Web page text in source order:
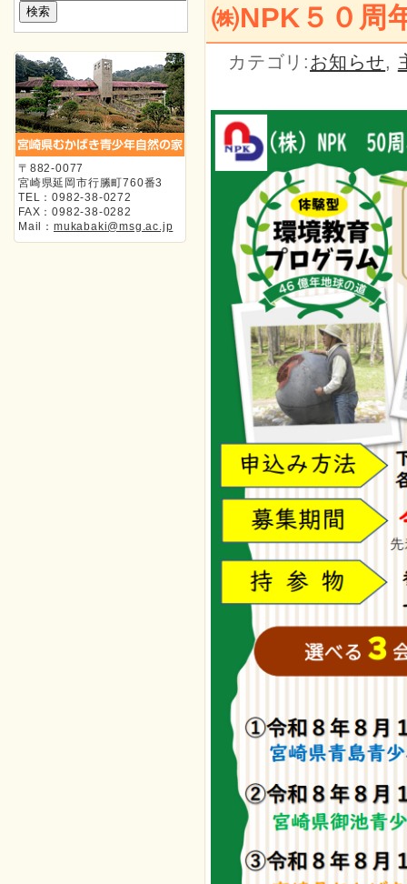
〒882-0077
宮崎県延岡市行縢町760番3
TEL：0982-38-0272
FAX：0982-38-0282
Mail： mukabaki@msg.ac.jp
㈱NPK５０周
カテゴリ: お知らせ,